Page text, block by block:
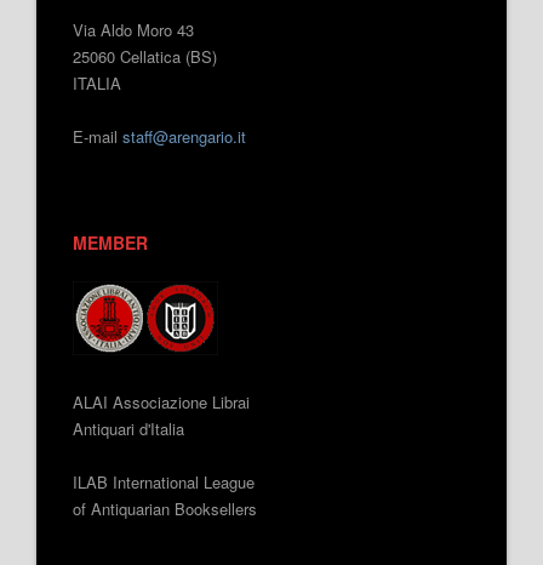
Via Aldo Moro 43
25060 Cellatica (BS)
ITALIA
E-mail staff@arengario.it
MEMBER
ALAI Associazione Librai
Antiquari d'Italia
ILAB International League
of Antiquarian Booksellers